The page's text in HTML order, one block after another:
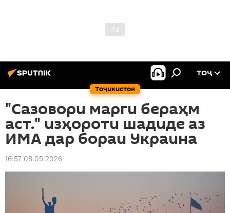
Тоҷикистон
ТОҶ
"Сазовори марги бераҳм
аст." изҳороти шадиде аз
ИМА дар бораи Украина
16:57 08.05.2026